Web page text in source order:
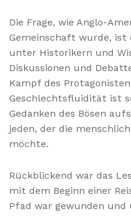
Die Frage, wie Anglo-
Gemeinschaft wurde, ist
unter Historikern und
Diskussionen und
Kampf des
Geschlechtsfluidität ist
Gedanken des Bösen
jeden, der die
möchte.
Rückblickend war das
mit dem Beginn einer
Pfad war gewunden und